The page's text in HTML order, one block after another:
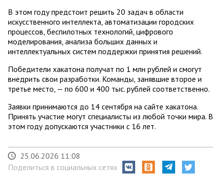
В этом году предстоит решить 20 задач в области
искусственного интеллекта, автоматизации городских
процессов, беспилотных технологий, цифрового
моделирования, анализа больших данных и
интеллектуальных систем поддержки принятия решений.
Победители хакатона получат по 1 млн рублей и смогут
внедрить свои разработки. Команды, занявшие второе и
третье место, — по 600 и 400 тыс. рублей соответственно.
Заявки принимаются до 14 сентября на сайте хакатона.
Принять участие могут специалисты из любой точки мира. В
этом году допускаются участники с 16 лет.
25.06.2026 11:08
Поделиться в социальных сетях